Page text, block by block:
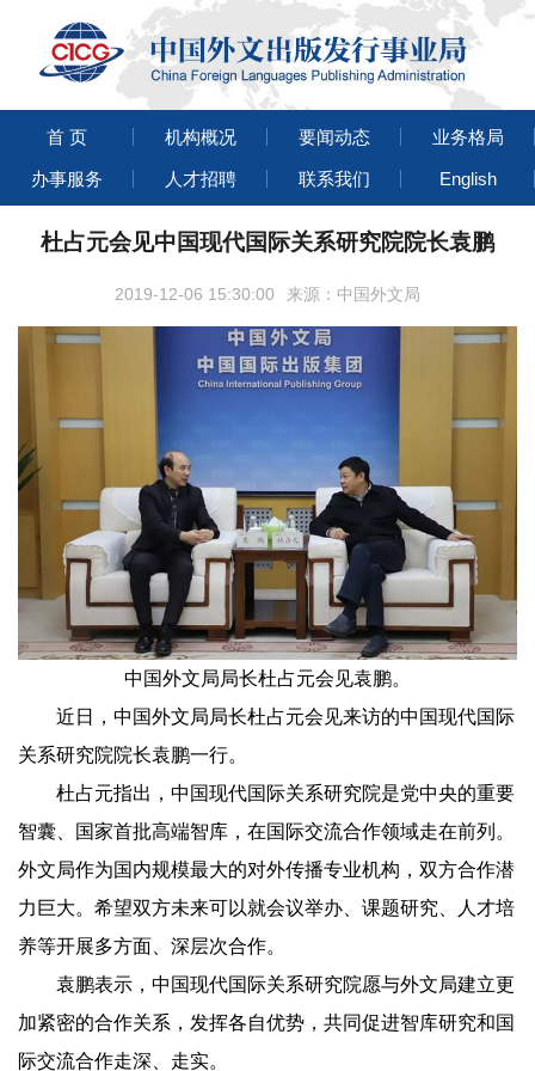
首 页 机构概况 要闻动态 业务格局
办事服务 人才招聘 联系我们 English
杜占元会见中国现代国际关系研究院院长袁鹏
2019-12-06 15:30:00 来源：中国外文局
中国外文局局长杜占元会见袁鹏。
近日，中国外文局局长杜占元会见来访的中国现代国际
关系研究院院长袁鹏一行。
杜占元指出，中国现代国际关系研究院是党中央的重要
智囊、国家首批高端智库，在国际交流合作领域走在前列。
外文局作为国内规模最大的对外传播专业机构，双方合作潜
力巨大。希望双方未来可以就会议举办、课题研究、人才培
养等开展多方面、深层次合作。
袁鹏表示，中国现代国际关系研究院愿与外文局建立更
加紧密的合作关系，发挥各自优势，共同促进智库研究和国
际交流合作走深、走实。